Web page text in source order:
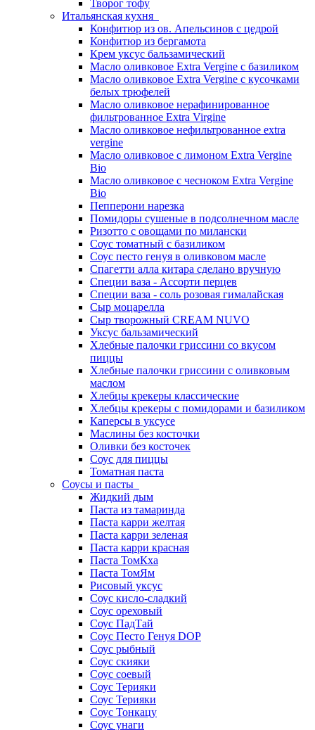
Творог тофу
Итальянская кухня
Конфитюр из ов. Апельсинов с цедрой
Конфитюр из бергамота
Крем уксус бальзамический
Масло оливковое Extra Vergine с базиликом
Масло оливковое Extra Vergine с кусочками
белых трюфелей
Масло оливковое нерафинированное
фильтрованное Extra Virgine
Масло оливковое нефильтрованное extra
vergine
Масло оливковое с лимоном Extra Vergine
Bio
Масло оливковое с чесноком Extra Vergine
Bio
Пепперони нарезка
Помидоры сушеные в подсолнечном масле
Ризотто с овощами по милански
Соус томатный с базиликом
Соус песто генуя в оливковом масле
Спагетти алла китара сделано вручную
Специи ваза - Ассорти перцев
Специи ваза - соль розовая гималайская
Сыр моцарелла
Сыр творожный CREАM NUVO
Уксус бальзамический
Хлебные палочки гриссини со вкусом
пиццы
Хлебные палочки гриссини с оливковым
маслом
Хлебцы крекеры классические
Хлебцы крекеры с помидорами и базиликом
Каперсы в уксусе
Маслины без косточки
Оливки без косточек
Соус для пиццы
Томатная паста
Соусы и пасты
Жидкий дым
Паста из тамаринда
Паста карри желтая
Паста карри зеленая
Паста карри красная
Паста ТомКха
Паста ТомЯм
Рисовый уксус
Соус кисло-сладкий
Соус ореховый
Соус ПадТай
Соус Песто Генуя DOP
Соус рыбный
Соус скияки
Соус соевый
Соус Терияки
Соус Терияки
Соус Тонкацу
Соус унаги